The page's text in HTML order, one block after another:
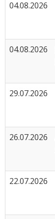
04.08.2026
04.08.2026
29.07.2026
26.07.2026
22.07.2026